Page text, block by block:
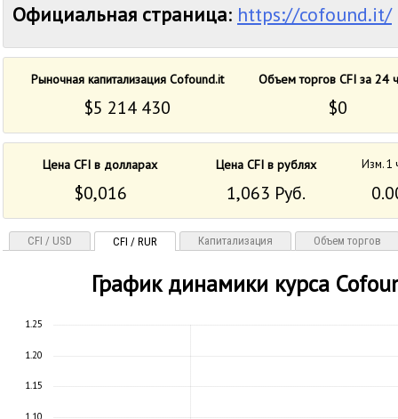
Официальная страница: https://cofound.it/
Рыночная капитализация Cofound.it Объем торгов CFI за 24
$5 214 430 $0
Цена CFI в долларах Цена CFI в рублях Изм. 1
$0,016 1,063 Руб.
CFI / USD CFI / RUR Капитализация Объем торгов
График динамики курса
1.15
1.20
1.25